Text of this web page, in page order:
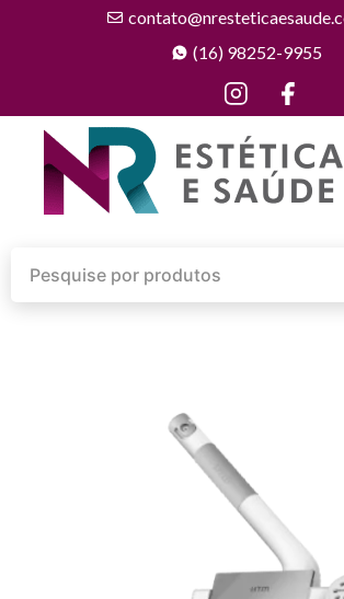
(16) 98252-9955